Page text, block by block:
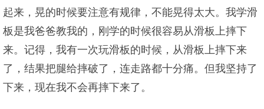
起来，晃的时候要注意有规律，不能晃得太大。我学滑
板是我爸爸教我的，刚学的时候很容易从滑板上摔下
来。记得，我有一次玩滑板的时候，从滑板上摔下来
了，结果把腿给摔破了，连走路都十分痛。但我坚持了
下来，现在我不会再摔下来了。